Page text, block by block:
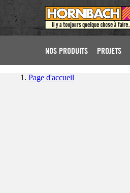
NOS PRODUITS PROJETS
Page d'accueil